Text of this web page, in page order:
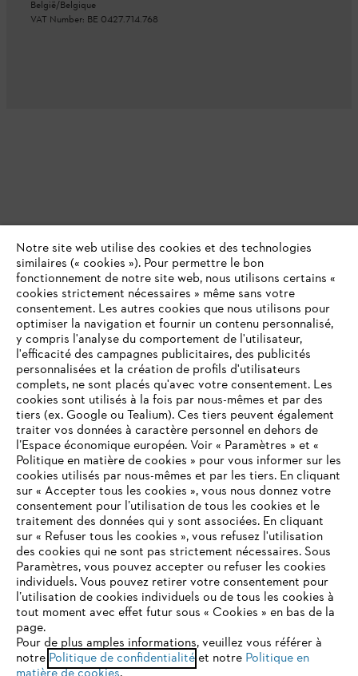
België/Belgique
VAT Number: BE 0427.714.768
VOTRE NAVIGATEUR INTERNET
N'EST PLUS PRIS EN CHARGE
Vous utilisez un navigateur Internet que nous ne prenons plus
en charge, et certaines fonctionnalités de notre site ne
peuvent fonctionner correctement. Pour une utilisation
optimale de notre site, nous vous recommandons de passer à
l'un des navigateurs suivants :
Notre site web utilise des cookies et des technologies
similaires (« cookies »). Pour permettre le bon
fonctionnement de notre site web, nous utilisons certains «
cookies strictement nécessaires » même sans votre
consentement. Les autres cookies que nous utilisons pour
optimiser la navigation et fournir un contenu personnalisé,
y compris l'analyse du comportement de l'utilisateur,
l'efficacité des campagnes publicitaires, des publicités
personnalisées et la création de profils d'utilisateurs
complets, ne sont placés qu'avec votre consentement. Les
cookies sont utilisés à la fois par nous-mêmes et par des
tiers (ex. Google ou Tealium). Ces tiers peuvent également
traiter vos données à caractère personnel en dehors de
l’Espace économique européen. Voir « Paramètres » et «
Politique en matière de cookies » pour vous informer sur les
cookies utilisés par nous-mêmes et par les tiers. En cliquant
sur « Accepter tous les cookies », vous nous donnez votre
consentement pour l’utilisation de tous les cookies et le
traitement des données qui y sont associées. En cliquant
sur « Refuser tous les cookies », vous refusez l'utilisation
des cookies qui ne sont pas strictement nécessaires. Sous
Paramètres, vous pouvez accepter ou refuser les cookies
individuels. Vous pouvez retirer votre consentement pour
l’utilisation de cookies individuels ou de tous les cookies à
tout moment avec effet futur sous « Cookies » en bas de la
page.
Pour de plus amples informations, veuillez vous référer à
notre Politique de confidentialitéet notre Politique en